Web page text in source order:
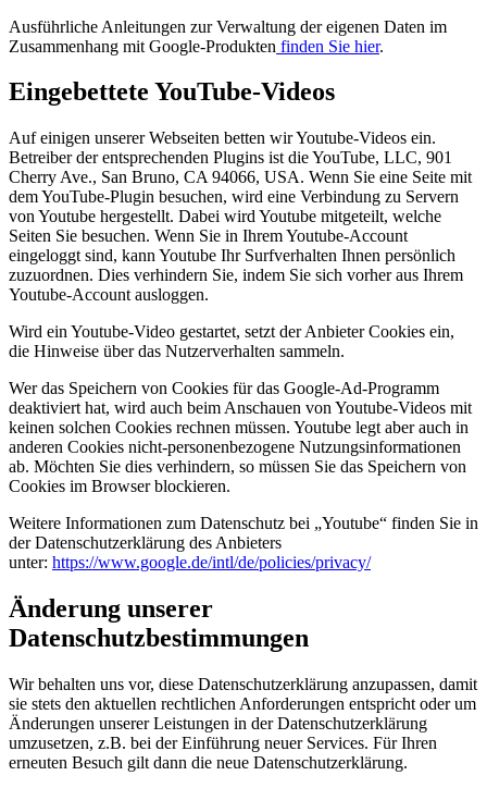
Ausführliche Anleitungen zur Verwaltung der eigenen Daten im
Zusammenhang mit Google-Produkten finden Sie hier.
Eingebettete YouTube-Videos
Auf einigen unserer Webseiten betten wir Youtube-Videos ein.
Betreiber der entsprechenden Plugins ist die YouTube, LLC, 901
Cherry Ave., San Bruno, CA 94066, USA. Wenn Sie eine Seite mit
dem YouTube-Plugin besuchen, wird eine Verbindung zu Servern
von Youtube hergestellt. Dabei wird Youtube mitgeteilt, welche
Seiten Sie besuchen. Wenn Sie in Ihrem Youtube-Account
eingeloggt sind, kann Youtube Ihr Surfverhalten Ihnen persönlich
zuzuordnen. Dies verhindern Sie, indem Sie sich vorher aus Ihrem
Youtube-Account ausloggen.
Wird ein Youtube-Video gestartet, setzt der Anbieter Cookies ein,
die Hinweise über das Nutzerverhalten sammeln.
Wer das Speichern von Cookies für das Google-Ad-Programm
deaktiviert hat, wird auch beim Anschauen von Youtube-Videos mit
keinen solchen Cookies rechnen müssen. Youtube legt aber auch in
anderen Cookies nicht-personenbezogene Nutzungsinformationen
ab. Möchten Sie dies verhindern, so müssen Sie das Speichern von
Cookies im Browser blockieren.
Weitere Informationen zum Datenschutz bei „Youtube“ finden Sie in
der Datenschutzerklärung des Anbieters
unter: https://www.google.de/intl/de/policies/privacy/
Änderung unserer
Datenschutzbestimmungen
Wir behalten uns vor, diese Datenschutzerklärung anzupassen, damit
sie stets den aktuellen rechtlichen Anforderungen entspricht oder um
Änderungen unserer Leistungen in der Datenschutzerklärung
umzusetzen, z.B. bei der Einführung neuer Services. Für Ihren
erneuten Besuch gilt dann die neue Datenschutzerklärung.